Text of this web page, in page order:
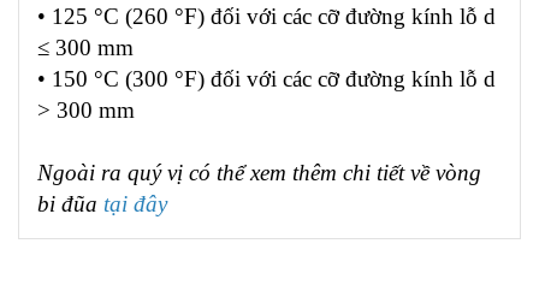
• 125 °C (260 °F) đối với các cỡ đường kính lỗ d
≤ 300 mm
• 150 °C (300 °F) đối với các cỡ đường kính lỗ d
> 300 mm
Ngoài ra quý vị có thể xem thêm chi tiết về vòng
bi đũa tại đây